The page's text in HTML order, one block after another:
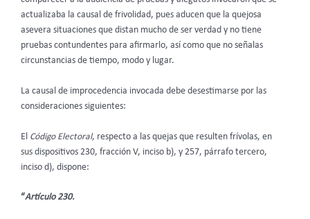
actualizaba la causal de frivolidad, pues aducen que la quejosa
asevera situaciones que distan mucho de ser verdad y no tiene
pruebas contundentes para afirmarlo, así como que no señalas
circunstancias de tiempo, modo y lugar.
La causal de improcedencia invocada debe desestimarse por las
consideraciones siguientes:
El Código Electoral, respecto a las quejas que resulten frívolas, en
sus dispositivos 230, fracción V, inciso b), y 257, párrafo tercero,
inciso d), dispone:
“Artículo 230.